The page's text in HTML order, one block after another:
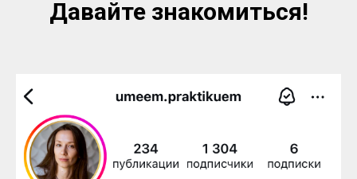
Давайте знакомиться!